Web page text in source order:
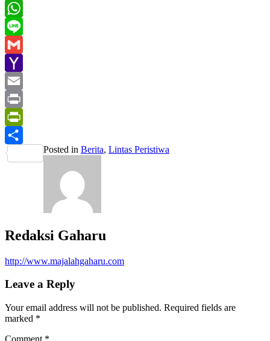
LinkedIn
WhatsApp
Line
Gmail
Yahoo
Mail
Email
Print
PrintFriendly
Share
Posted in Berita, Lintas Peristiwa
Redaksi Gaharu
http://www.majalahgaharu.com
Leave a Reply
Your email address will not be published. Required fields are
marked *
Comment *